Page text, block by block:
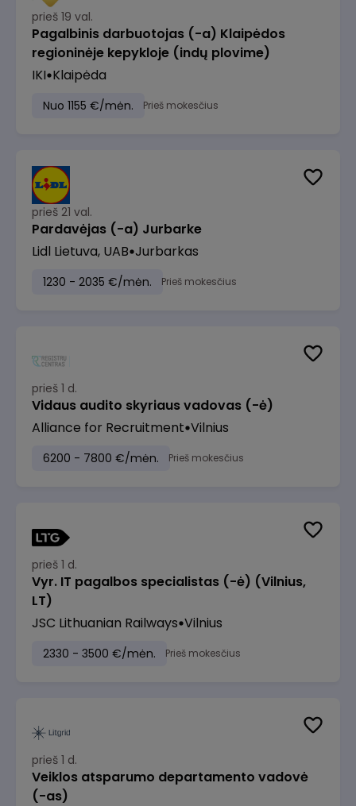
prieš 19 val.
Pagalbinis darbuotojas (-a) Klaipėdos
regioninėje kepykloje (indų plovime)
IKI Klaipėda
Nuo 1155 €/mėn. Prieš mokesčius
prieš 21 val.
Pardavėjas (-a) Jurbarke
Lidl Lietuva, UAB Jurbarkas
1230 - 2035 €/mėn. Prieš mokesčius
prieš 1 d.
Vidaus audito skyriaus vadovas (-ė)
Alliance for Recruitment Vilnius
6200 - 7800 €/mėn. Prieš mokesčius
prieš 1 d.
Vyr. IT pagalbos specialistas (-ė) (Vilnius,
LT)
JSC Lithuanian Railways Vilnius
2330 - 3500 €/mėn. Prieš mokesčius
prieš 1 d.
Veiklos atsparumo departamento vadovė
(-as)